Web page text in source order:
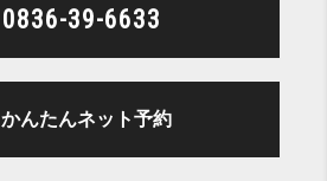
0836-39-6633
かんたんネット予約